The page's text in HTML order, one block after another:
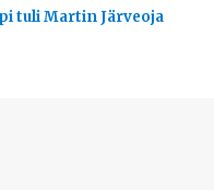
tuli Martin Järveoja